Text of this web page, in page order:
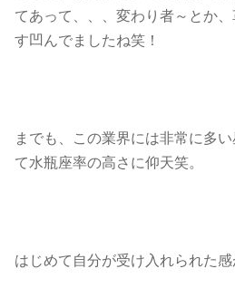
てあって、、、変わり者～とか
す凹んでましたね笑！
までも、この業界には非常に多
て水瓶座率の高さに仰天笑。
はじめて自分が受け入れられた感